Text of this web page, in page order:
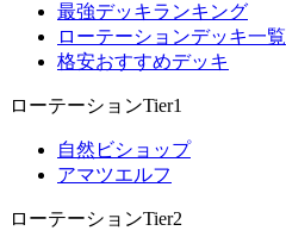
最強デッキランキング
ローテーションデッキ一覧
格安おすすめデッキ
ローテーションTier1
自然ビショップ
アマツエルフ
ローテーションTier2